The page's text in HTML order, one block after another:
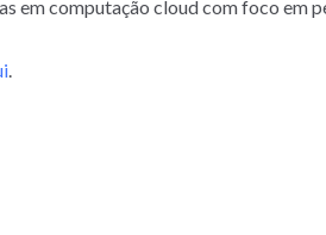
em computação cloud com foco em
.